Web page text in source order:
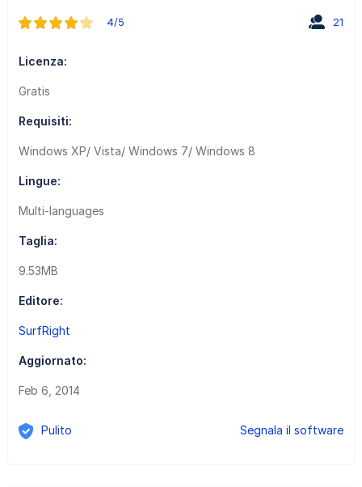
4/5 21
Licenza:
Gratis
Requisiti:
Windows XP/ Vista/ Windows 7/ Windows 8
Lingue:
Multi-languages
Taglia:
9.53MB
Editore:
SurfRight
Aggiornato:
Feb 6, 2014
Pulito Segnala il software